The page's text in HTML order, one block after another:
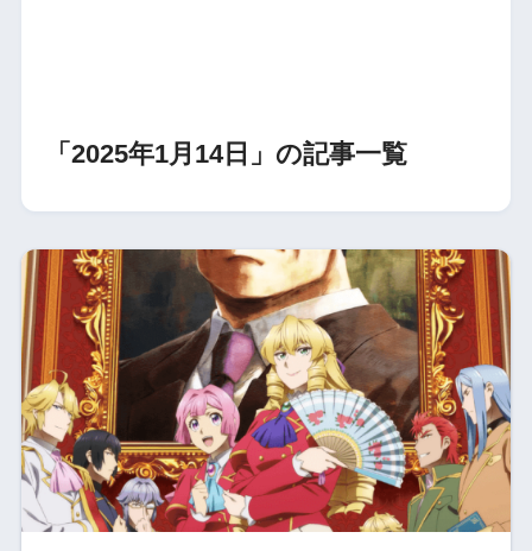
「2025年1月14日」の記事一覧